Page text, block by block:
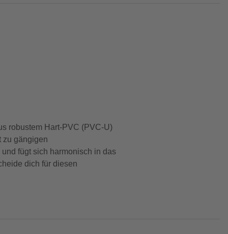
robustem Hart-PVC (PVC-U)
zu gängigen
fügt sich harmonisch in das
dich für diesen